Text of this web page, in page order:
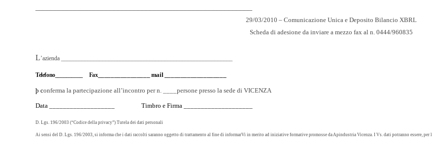
29/03/2010 – Comunicazione Unica e Deposito Bilancio XBRL
Scheda di adesione da inviare a mezzo fax al n. 0444/960835
L’azienda __________________________________________________________
Telefono__________ Fax________________ mail ___________________
þ conferma la partecipazione all’incontro per n. ____persone presso la sede di VICENZA
Data ___________________ Timbro e Firma ____________________
D. Lgs. 196/2003 (“Codice della privacy”) Tutela dei dati personali
Ai sensi del D. Lgs. 196/2003, si informa che i dati raccolti saranno oggetto di trattamento al fine di informarVi in merito ad iniziative formative promosse da Apindustria Vicenza. I Vs. dati potranno essere,